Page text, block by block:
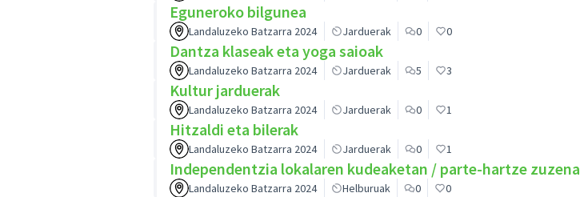
Eguneroko bilgunea
Landaluzeko Batzarra 2024 Jarduerak 0 0
Dantza klaseak eta yoga saioak
Landaluzeko Batzarra 2024 Jarduerak 5 3
Kultur jarduerak
Landaluzeko Batzarra 2024 Jarduerak 0 1
Hitzaldi eta bilerak
Landaluzeko Batzarra 2024 Jarduerak 0 1
Independentzia lokalaren kudeaketan / parte-hartze zuzena
Landaluzeko Batzarra 2024 Helburuak 0 0